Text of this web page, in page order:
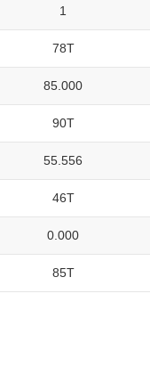
1
78T
85.000
90T
55.556
46T
0.000
85T